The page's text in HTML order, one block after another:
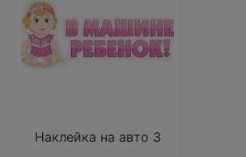
Наклейка на авто 3